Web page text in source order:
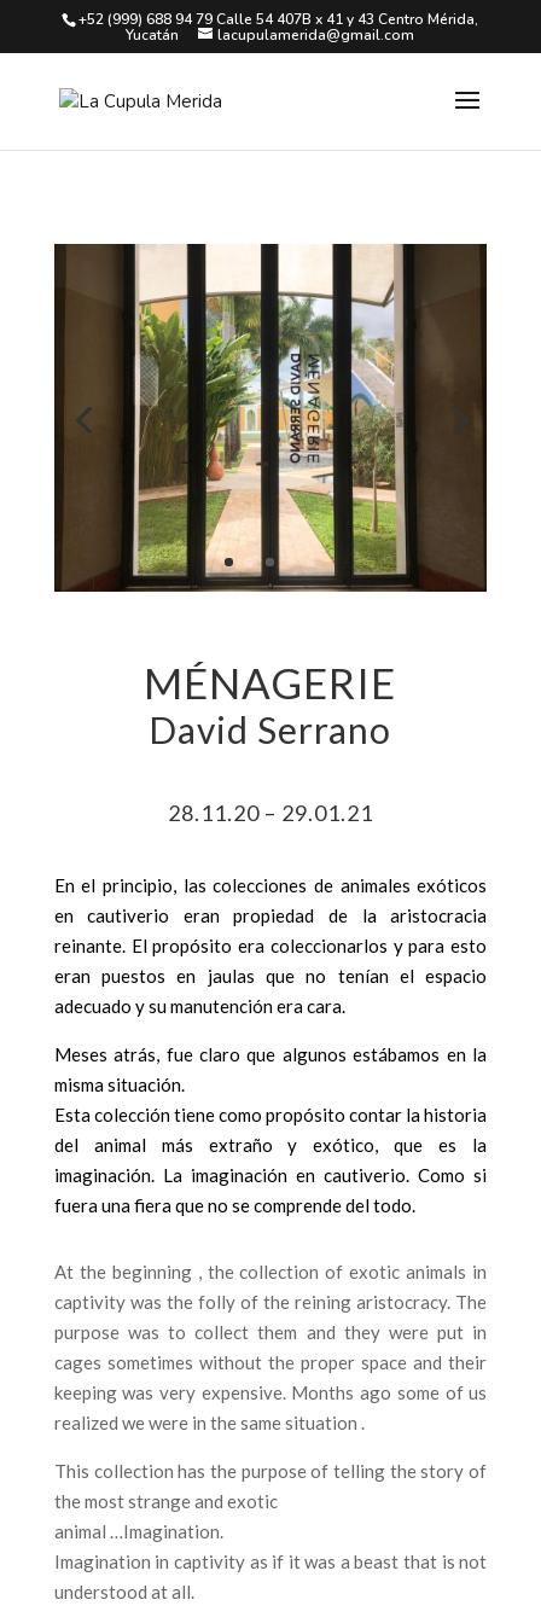
+52 (999) 688 94 79 Calle 54 407B x 41 y 43 Centro Mérida,
Yucatán
lacupulamerida@gmail.com
MÉNAGERIE
David Serrano
28.11.20 – 29.01.21
En el principio, las colecciones de animales exóticos
en cautiverio eran propiedad de la aristocracia
reinante. El propósito era coleccionarlos y para esto
eran puestos en jaulas que no tenían el espacio
adecuado y su manutención era cara.
Meses atrás, fue claro que algunos estábamos en la
misma situación.
Esta colección tiene como propósito contar la historia
del animal más extraño y exótico, que es la
imaginación. La imaginación en cautiverio. Como si
fuera una fiera que no se comprende del todo.
At the beginning , the collection of exotic animals in
captivity was the folly of the reining aristocracy. The
purpose was to collect them and they were put in
cages sometimes without the proper space and their
keeping was very expensive. Months ago some of us
realized we were in the same situation .
This collection has the purpose of telling the story of
the most strange and exotic
animal …Imagination.
Imagination in captivity as if it was a beast that is not
understood at all.